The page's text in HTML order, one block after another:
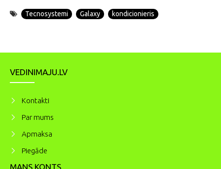
Tecnosystemi Galaxy kondicionieris
VEDINIMAJU.LV
Kontakti
Par mums
Apmaksa
Piegāde
MANS KONTS